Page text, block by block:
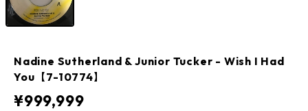
Nadine Sutherland & Junior Tucker - Wish I Had
You【7-10774】
¥999,999